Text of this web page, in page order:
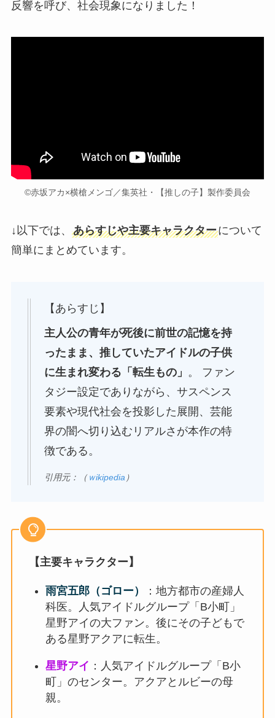
反響を呼び、社会現象になりました！
©赤坂アカ×横槍メンゴ／集英社・【推しの子】製作委員会
↓以下では、 あらすじや主要キャラクターについて
簡単にまとめています。
【あらすじ】
主人公の青年が死後に前世の記憶を持
ったまま、推していたアイドルの子供
に生まれ変わる「転生もの」 。 ファン
タジー設定でありながら、サスペンス
要素や現代社会を投影した展開、芸能
界の闇へ切り込むリアルさが本作の特
徴である。
引用元：（ｗikipedia ）
【主要キャラクター】
雨宮五郎（ゴロー）
：地方都市の産婦人
科医。人気アイドルグループ「B小町」
星野アイの大ファン。後にその子どもで
ある星野アクアに転生。
星野アイ ：人気アイドルグループ「B小
町」のセンター。アクアとルビーの母
親。